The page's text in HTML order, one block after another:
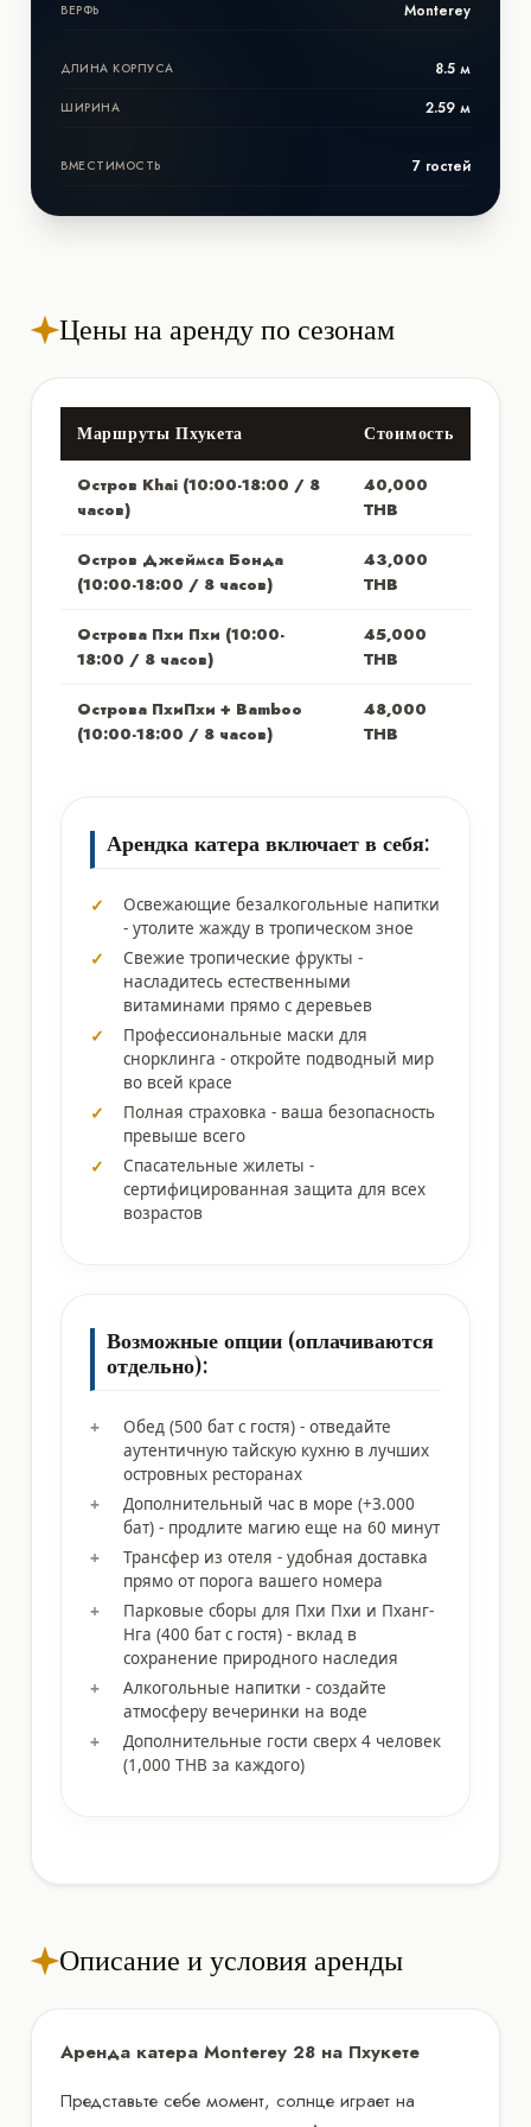
ВЕРФЬ Monterey
ДЛИНА КОРПУСА 8.5 м
ШИРИНА 2.59 м
ВМЕСТИМОСТЬ 7 гостей
Цены на аренду по сезонам
Маршруты Пхукета Стоимость
Остров Khai (10:00-18:00 / 8
часов)
40,000
THB
Остров Джеймса Бонда
(10:00-18:00 / 8 часов)
43,000
THB
Острова Пхи Пхи (10:00-
18:00 / 8 часов)
45,000
THB
Острова ПхиПхи + Bamboo
(10:00-18:00 / 8 часов)
48,000
THB
Арендка катера включает в себя:
Освежающие безалкогольные напитки
- утолите жажду в тропическом зное
Свежие тропические фрукты -
насладитесь естественными
витаминами прямо с деревьев
Профессиональные маски для
снорклинга - откройте подводный мир
во всей красе
Полная страховка - ваша безопасность
превыше всего
Спасательные жилеты -
сертифицированная защита для всех
возрастов
Возможные опции (оплачиваются
отдельно):
Обед (500 бат с гостя) - отведайте
аутентичную тайскую кухню в лучших
островных ресторанах
Дополнительный час в море (+3.000
бат) - продлите магию еще на 60 минут
Трансфер из отеля - удобная доставка
прямо от порога вашего номера
Парковые сборы для Пхи Пхи и Пханг-
Нга (400 бат с гостя) - вклад в
сохранение природного наследия
Алкогольные напитки - создайте
атмосферу вечеринки на воде
Дополнительные гости сверх 4 человек
(1,000 THB за каждого)
Описание и условия аренды
Аренда катера Monterey 28 на Пхукете
Представьте себе момент, солнце играет на